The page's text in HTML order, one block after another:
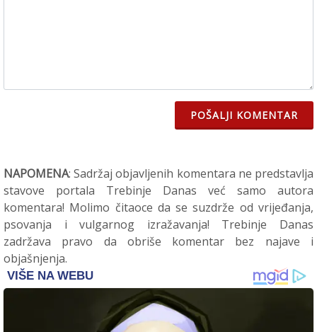
POŠALJI KOMENTAR
NAPOMENA: Sadržaj objavljenih komentara ne predstavlja
stavove portala Trebinje Danas već samo autora
komentara! Molimo čitaoce da se suzdrže od vrijeđanja,
psovanja i vulgarnog izražavanja! Trebinje Danas
zadržava pravo da obriše komentar bez najave i
objašnjenja.